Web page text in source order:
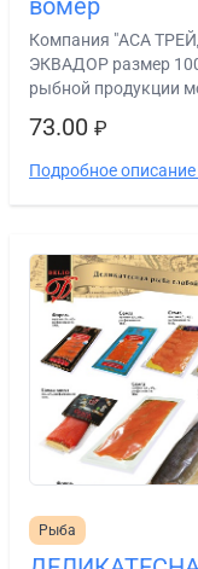
вомер
Компания "АСА
ЭКВАДОР размер
рыбной продукции
73.00 ₽
Подробное описание
Рыба